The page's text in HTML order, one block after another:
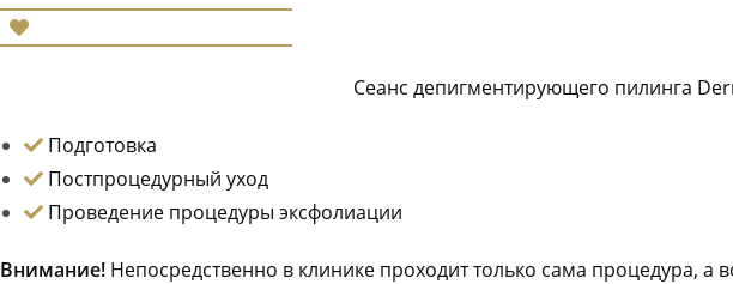
Сеанс депигментирующего пилинга
Подготовка
Постпроцедурный уход
Проведение процедуры эксфолиации
Внимание! Непосредственно в клинике проходит только сама процедура,